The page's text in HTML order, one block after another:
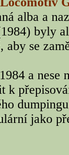
alba a
byly
aby se
a
k
jako